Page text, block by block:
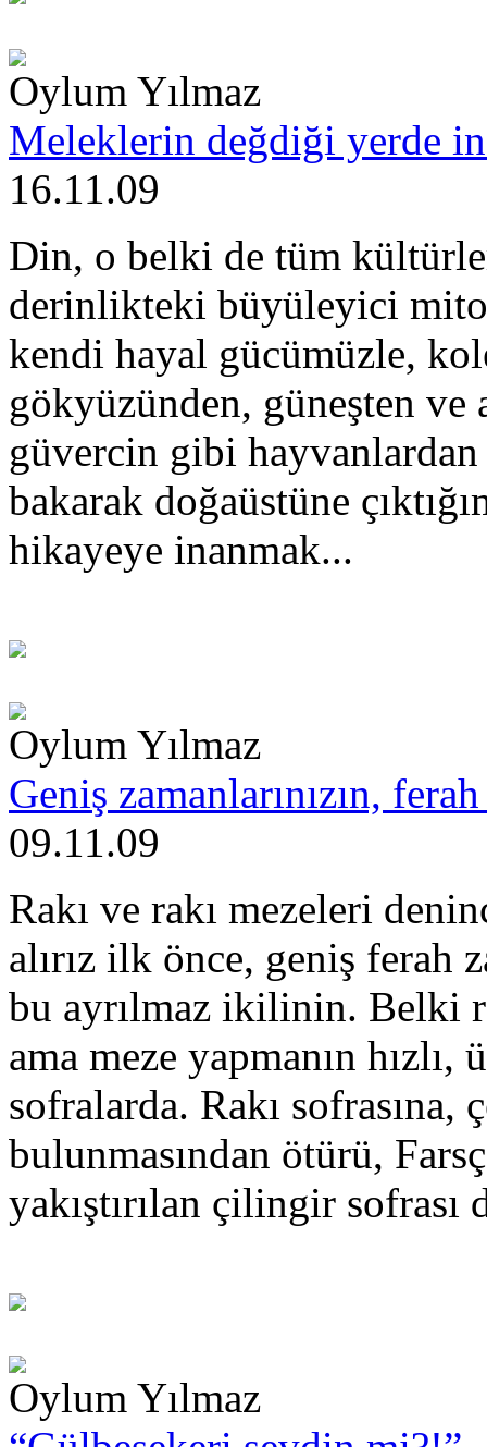
Oylum Yılmaz
Meleklerin değdiği yerde
16.11.09
Din, o belki de tüm
derinlikteki büyüleyici
kendi hayal gücümüzle,
gökyüzünden, güneşten ve
güvercin gibi hayvanlardan
bakarak doğaüstüne
hikayeye inanmak...
Oylum Yılmaz
Geniş zamanlarınızın,
09.11.09
Rakı ve rakı mezeleri
alırız ilk önce, geniş
bu ayrılmaz ikilinin. Belki
ama meze yapmanın
sofralarda. Rakı sofrasına,
bulunmasından ötürü,
yakıştırılan çilingir sofrası
Oylum Yılmaz